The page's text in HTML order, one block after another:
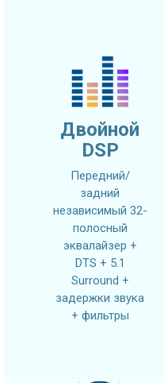
Двойной
DSP
Передний/
задний
независимый 32-
полосный
эквалайзер +
DTS + 5.1
Surround +
задержки звука
+ фильтры